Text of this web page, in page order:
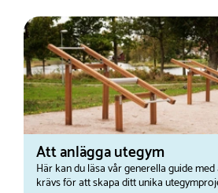
Att anlägga utegym
Här kan du läsa vår generella guide
krävs för att skapa ditt unika